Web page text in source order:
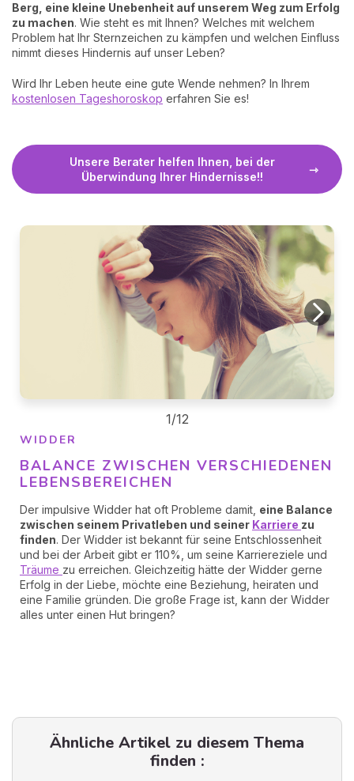
Berg, eine kleine Unebenheit auf unserem Weg zum Erfolg
zu machen. Wie steht es mit Ihnen? Welches mit welchem
Problem hat Ihr Sternzeichen zu kämpfen und welchen Einfluss
nimmt dieses Hindernis auf unser Leben?
Wird Ihr Leben heute eine gute Wende nehmen? In Ihrem
kostenlosen Tageshoroskop erfahren Sie es!
Unsere Berater helfen Ihnen, bei der
Überwindung Ihrer Hindernisse!!
WIDDER
BALANCE ZWISCHEN VERSCHIEDENEN
LEBENSBEREICHEN
Der impulsive Widder hat oft Probleme damit, eine Balance
zwischen seinem Privatleben und seiner Karriere zu
finden. Der Widder ist bekannt für seine Entschlossenheit
und bei der Arbeit gibt er 110%, um seine Karriereziele und
Träume zu erreichen. Gleichzeitig hätte der Widder gerne
Erfolg in der Liebe, möchte eine Beziehung, heiraten und
eine Familie gründen. Die große Frage ist, kann der Widder
alles unter einen Hut bringen?
1/12
Ähnliche Artikel zu diesem Thema
finden :